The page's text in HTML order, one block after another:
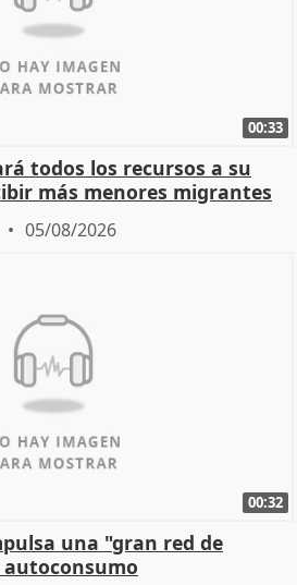
00:33
todos los recursos a su
más menores migrantes
05/08/2026
00:32
una "gran red de